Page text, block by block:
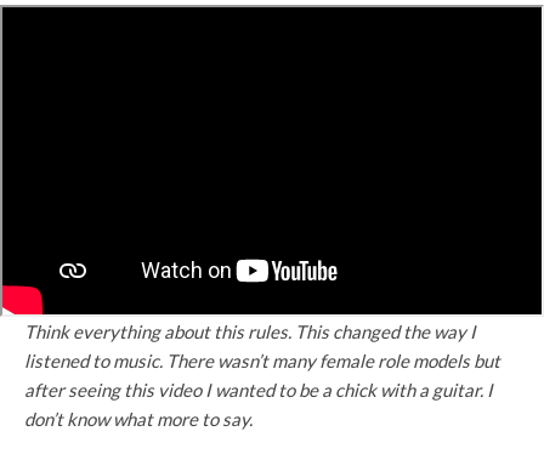
Think everything about this rules. This changed the way I
listened to music. There wasn’t many female role models but
after seeing this video I wanted to be a chick with a guitar. I
don’t know what more to say.